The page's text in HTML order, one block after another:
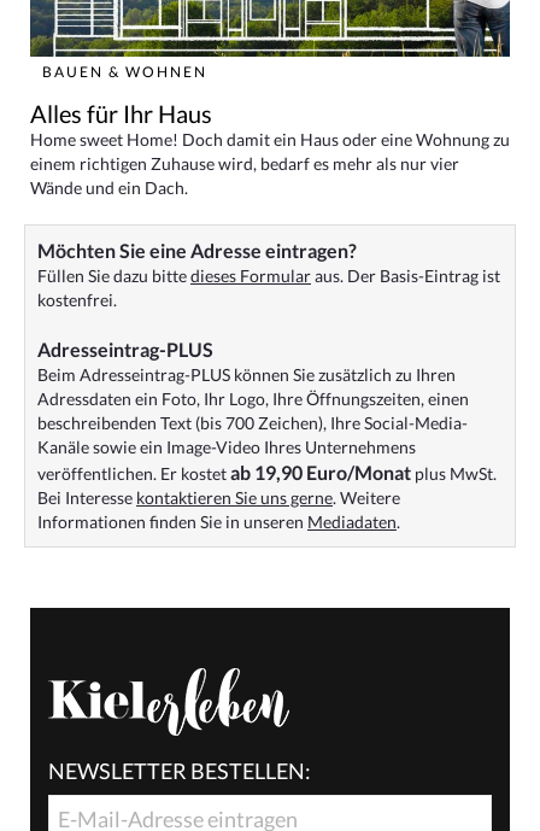
BAUEN & WOHNEN
Alles für Ihr Haus
Home sweet Home! Doch damit ein Haus oder eine Wohnung zu
einem richtigen Zuhause wird, bedarf es mehr als nur vier
Wände und ein Dach.
Möchten Sie eine Adresse eintragen?
Füllen Sie dazu bittedieses Formularaus. Der Basis-Eintrag ist
kostenfrei.
Adresseintrag-PLUS
Beim Adresseintrag-PLUS können Sie zusätzlich zu Ihren
Adressdaten ein Foto, Ihr Logo, Ihre Öffnungszeiten, einen
beschreibenden Text (bis 700 Zeichen), Ihre Social-Media-
Kanäle sowie ein Image-Video Ihres Unternehmens
veröffentlichen. Er kostetab 19,90 Euro/Monat plus MwSt.
Bei Interesse kontaktieren Sie uns gerne. Weitere
Informationen finden Sie in unseren Mediadaten.
NEWSLETTER BESTELLEN: